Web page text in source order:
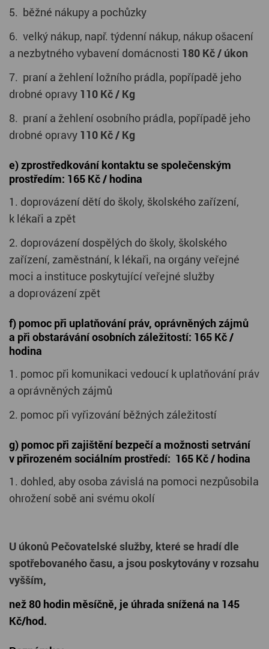
5. běžné nákupy a pochůzky
6. velký nákup, např. týdenní nákup, nákup ošacení
a nezbytného vybavení domácnosti 180 Kč / úkon
7. praní a žehlení ložního prádla, popřípadě jeho
drobné opravy 110 Kč / Kg
8. praní a žehlení osobního prádla, popřípadě jeho
drobné opravy 110 Kč / Kg
e) zprostředkování kontaktu se společenským
prostředím: 165 Kč / hodina
1. doprovázení dětí do školy, školského zařízení,
k lékaři a zpět
2. doprovázení dospělých do školy, školského
zařízení, zaměstnání, k lékaři, na orgány veřejné
moci a instituce poskytující veřejné služby
a doprovázení zpět
f) pomoc při uplatňování práv, oprávněných zájmů
a při obstarávání osobních záležitostí: 165 Kč /
hodina
1. pomoc při komunikaci vedoucí k uplatňování práv
a oprávněných zájmů
2. pomoc při vyřizování běžných záležitostí
g) pomoc při zajištění bezpečí a možnosti setrvání
v přirozeném sociálním prostředí: 165 Kč / hodina
1. dohled, aby osoba závislá na pomoci nezpůsobila
ohrožení sobě ani svému okolí
U úkonů Pečovatelské služby, které se hradí dle
spotřebovaného času, a jsou poskytovány v rozsahu
vyšším,
než 80 hodin měsíčně, je úhrada snížená na 145
Kč/hod.